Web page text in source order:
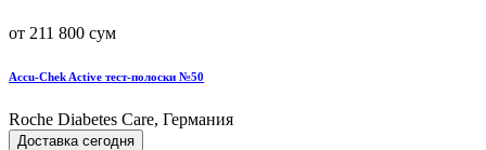
от 211 800 сум
Accu-Chek Active тест-полоски №50
Roche Diabetes Care, Германия
Доставка сегодня